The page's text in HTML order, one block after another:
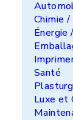
Chimie /
Énergie
Santé
Luxe et
Les